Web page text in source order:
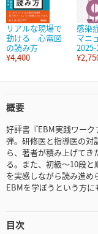
リアルな現場で
動ける 心電図
の読み方
¥4,400
感染
マニ
概要
好評書『EBM実践ワー
弾。研修医と指導医の対
ら、著者が積み上げて
る。また、初級～10段
を実感しながら読み進め
EBMを学ぼうという方に
目次